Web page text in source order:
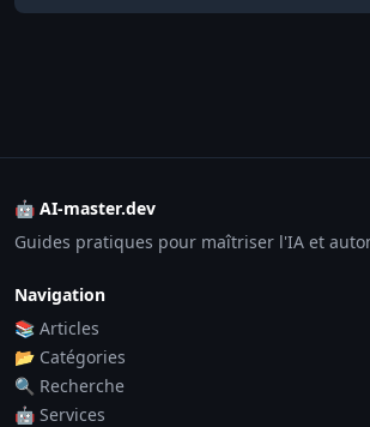
🤖 AI-master.dev
Guides pratiques pour maîtriser l'IA et
Navigation
📚 Articles
📂 Catégories
🔍 Recherche
🤖 Services